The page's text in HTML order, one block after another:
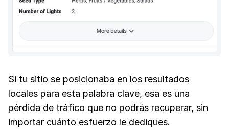
Si tu sitio se posicionaba en los resultados
locales para esta palabra clave, esa es una
pérdida de tráfico que no podrás recuperar, sin
importar cuánto esfuerzo le dediques.